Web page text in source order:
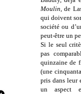
Moulin, de
qui doivent
société ou
peut-être un
Si le seul
pas
quinzaine de
(une
pris dans leur
un aspect